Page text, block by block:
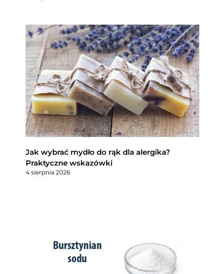
Jak wybrać mydło do rąk dla alergika?
Praktyczne wskazówki
4 sierpnia 2026